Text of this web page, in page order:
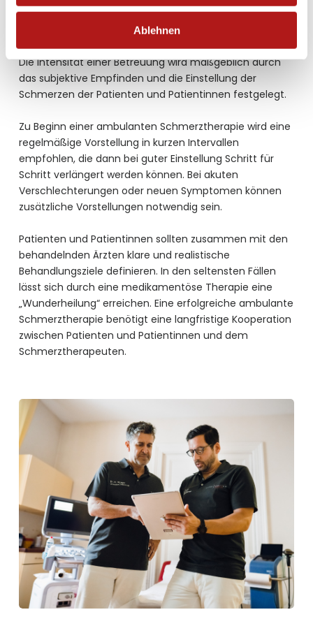
Ablehnen
Dauer und Häufigkeit
Die Dauer und Häufigkeit einer ambulanten
Schmerztherapie lässt sich nicht pauschal festlegen.
Die Intensität einer Betreuung wird maßgeblich durch
das subjektive Empfinden und die Einstellung der
Schmerzen der Patienten und Patientinnen festgelegt.
Zu Beginn einer ambulanten Schmerztherapie wird eine
regelmäßige Vorstellung in kurzen Intervallen
empfohlen, die dann bei guter Einstellung Schritt für
Schritt verlängert werden können. Bei akuten
Verschlechterungen oder neuen Symptomen können
zusätzliche Vorstellungen notwendig sein.
Patienten und Patientinnen sollten zusammen mit den
behandelnden Ärzten klare und realistische
Behandlungsziele definieren. In den seltensten Fällen
lässt sich durch eine medikamentöse Therapie eine
„Wunderheilung“ erreichen. Eine erfolgreiche ambulante
Schmerztherapie benötigt eine langfristige Kooperation
zwischen Patienten und Patientinnen und dem
Schmerztherapeuten.